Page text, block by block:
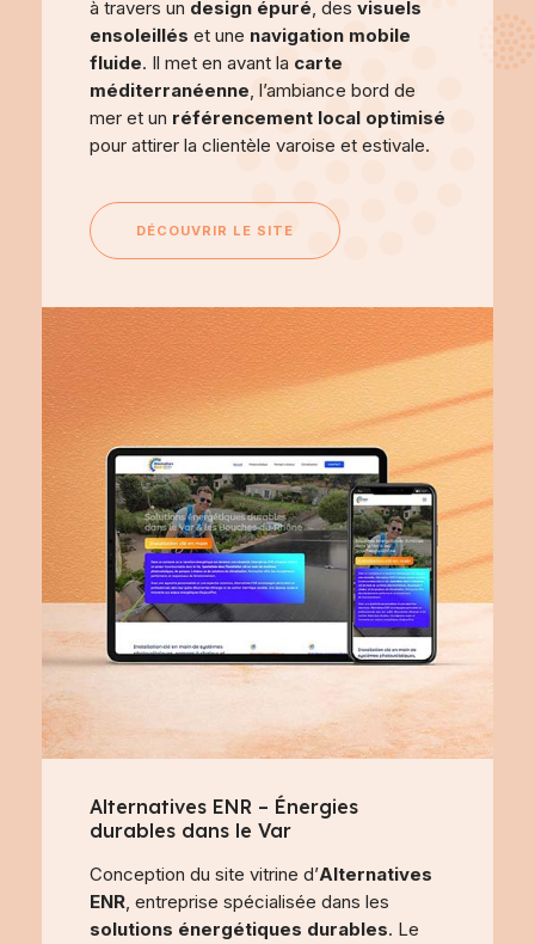
à travers un design épuré, des visuels
ensoleillés et une navigation mobile
fluide. Il met en avant la carte
méditerranéenne, l’ambiance bord de
mer et un référencement local optimisé
pour attirer la clientèle varoise et estivale.
DÉCOUVRIR LE SITE
Alternatives ENR – Énergies
durables dans le Var
Conception du site vitrine d’Alternatives
ENR, entreprise spécialisée dans les
solutions énergétiques durables. Le